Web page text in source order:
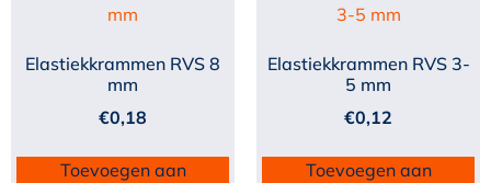
Elastiekkrammen RVS 8
mm
€0,18
Toevoegen aan
Elastiekkrammen RVS 3-
5 mm
€0,12
Toevoegen aan